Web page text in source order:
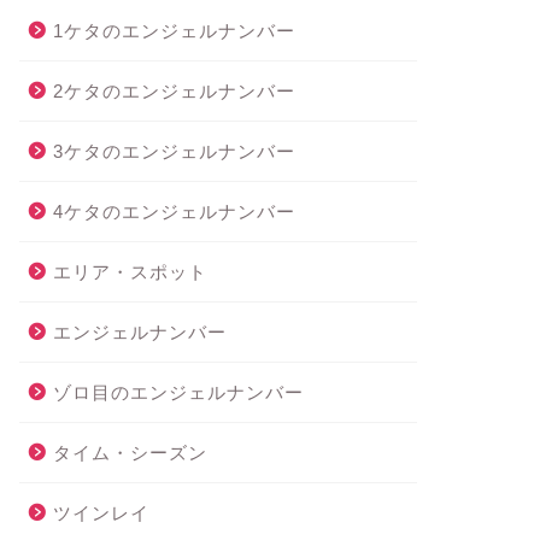
1ケタのエンジェルナンバー
2ケタのエンジェルナンバー
3ケタのエンジェルナンバー
4ケタのエンジェルナンバー
エリア・スポット
エンジェルナンバー
ゾロ目のエンジェルナンバー
タイム・シーズン
ツインレイ